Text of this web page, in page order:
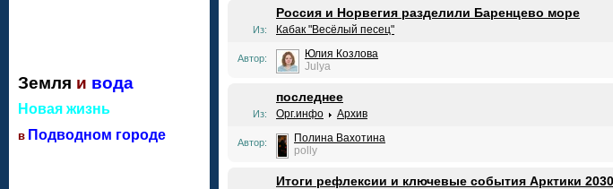
Земля и вода
Новая жизнь
в Подводном городе
Россия и Норвегия разделили Баренцево море
Из: Кабак "Весёлый песец"
Автор:
Юлия Козлова
Julya
последнее
Из: Орг.инфо Архив
Автор:
Полина Вахотина
polly
Итоги рефлексии и ключевые события Арктики 2030